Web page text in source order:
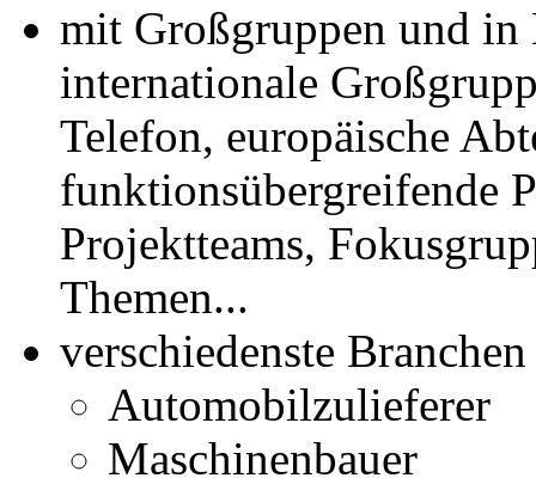
mit Großgruppen und in
internationale
Telefon, europäische
funktionsübergreifende
Projektteams,
Themen...
verschiedenste Branchen
Automobilzulieferer
Maschinenbauer